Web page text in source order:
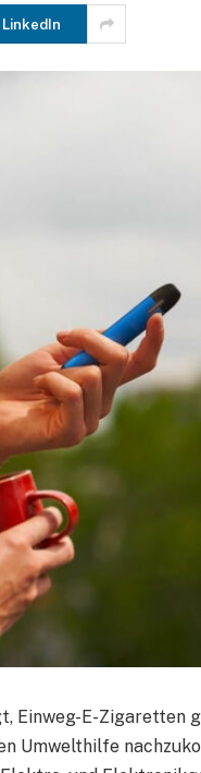
LinkedIn
Einweg-E-Zigaretten
Umwelthilfe